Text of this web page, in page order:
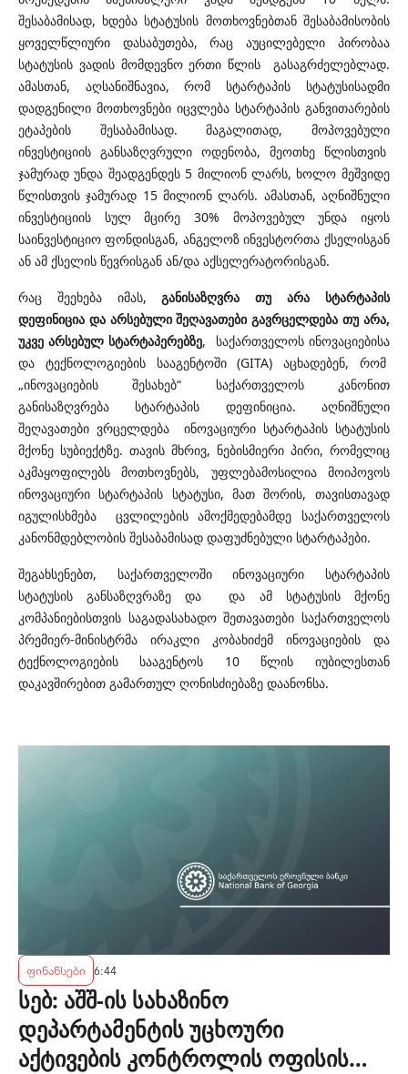
შესაბამისად, ხდება სტატუსის მოთხოვნებთან შესაბამისობის
ყოველწლიური დასაბუთება, რაც აუცილებელი პირობაა
სტატუსის ვადის მომდევნო ერთი წლის გასაგრძელებლად.
ამასთან, აღსანიშნავია, რომ სტარტაპის სტატუსისადმი
დადგენილი მოთხოვნები იცვლება სტარტაპის განვითარების
ეტაპების შესაბამისად. მაგალითად, მოპოვებული
ინვესტიციის განსაზღვრული ოდენობა, მეოთხე წლისთვის
ჯამურად უნდა შეადგენდეს 5 მილიონ ლარს, ხოლო მეშვიდე
წლისთვის ჯამურად 15 მილიონ ლარს. ამასთან, აღნიშნული
ინვესტიციის სულ მცირე 30% მოპოვებულ უნდა იყოს
საინვესტიციო ფონდისგან, ანგელოზ ინვესტორთა ქსელისგან
ან ამ ქსელის წევრისგან ან/და აქსელერატორისგან.
რაც შეეხება იმას,განისაზღვრა თუ არა სტარტაპის
დეფინიცია და არსებული შეღავათები გავრცელდება თუ არა,
უკვე არსებულ სტარტაპერებზე, საქართველოს ინოვაციებისა
და ტექნოლოგიების სააგენტოში (GITA) აცხადებენ, რომ
„ინოვაციების შესახებ“ საქართველოს კანონით
განისაზღვრება სტარტაპის დეფინიცია. აღნიშნული
შეღავათები ვრცელდება ინოვაციური სტარტაპის სტატუსის
მქონე სუბიექტზე. თავის მხრივ, ნებისმიერი პირი, რომელიც
აკმაყოფილებს მოთხოვნებს, უფლებამოსილია მოიპოვოს
ინოვაციური სტარტაპის სტატუსი, მათ შორის, თავისთავად
იგულისხმება ცვლილების ამოქმედებამდე საქართველოს
კანონმდებლობის შესაბამისად დაფუძნებული სტარტაპები.
შეგახსენებთ, საქართველოში ინოვაციური სტარტაპის
სტატუსის განსაზღვრაზე და და ამ სტატუსის მქონე
კომპანიებისთვის საგადასახადო შეთავათები საქართველოს
პრემიერ-მინისტრმა ირაკლი კობახიძემ ინოვაციების და
ტექნოლოგიების სააგენტოს 10 წლის იუბილესთან
დაკავშირებით გამართულ ღონისძიებაზე დაანონსა.
ფინანსები 6:44
სებ: აშშ-ის სახაზინო
დეპარტამენტის უცხოური
აქტივების კონტროლის ოფისის